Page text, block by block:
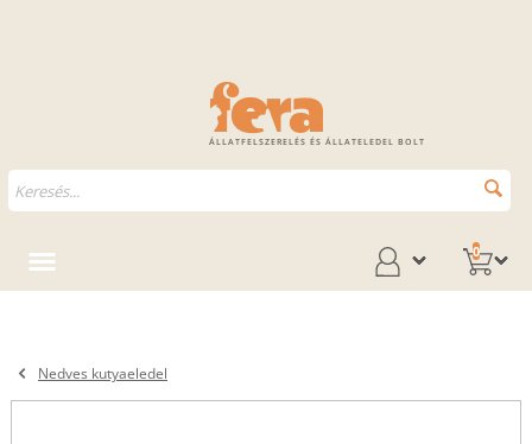
ÁLLATFELSZERELÉS ÉS ÁLLATELEDEL BOLT
0
Nedves kutyaeledel